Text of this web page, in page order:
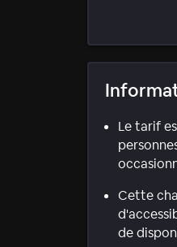
Le tarif
Cette
de